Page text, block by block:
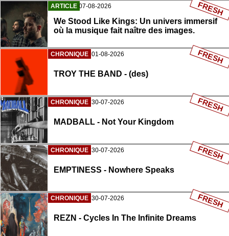
ARTICLE 07-08-2026
We Stood Like Kings: Un univers immersif
où la musique fait naître des images.
FRESH
CHRONIQUE 01-08-2026
TROY THE BAND - (des)
FRESH
CHRONIQUE 30-07-2026
MADBALL - Not Your Kingdom
FRESH
CHRONIQUE 30-07-2026
EMPTINESS - Nowhere Speaks
FRESH
CHRONIQUE 30-07-2026
REZN - Cycles In The Infinite Dreams
FRESH